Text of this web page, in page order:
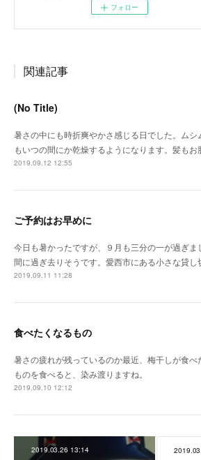
フォロー
関連記事
(No Title)
暑さの中にも時折爽やかさ感じる日でした。ム
もいつの間にか乾燥するようになります。髪も
2019.09.12 12:55
ご予約はお早めに
今日も暑かったですが、９月も三分の一が過ぎま
間に過ぎ去りそうです。愛西市にある小さな貸
2019.09.11 11:28
食べたくなるもの
暑さの疲れが残っているのか最近、梅干しが食
ものを食べると、染み渡りますね。
2019.09.10 12:12
2019.03.26 13:14